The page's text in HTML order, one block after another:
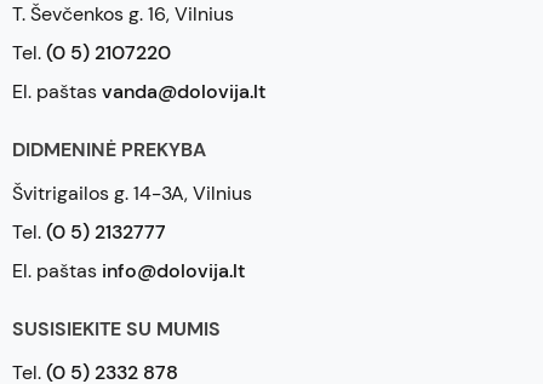
T. Ševčenkos g. 16, Vilnius
Tel.(0 5) 2107220
El. paštasvanda@dolovija.lt
DIDMENINĖ PREKYBA
Švitrigailos g. 14-3A, Vilnius
Tel.(0 5) 2132777
El. paštas info@dolovija.lt
SUSISIEKITE SU MUMIS
Tel.(0 5) 2332 878